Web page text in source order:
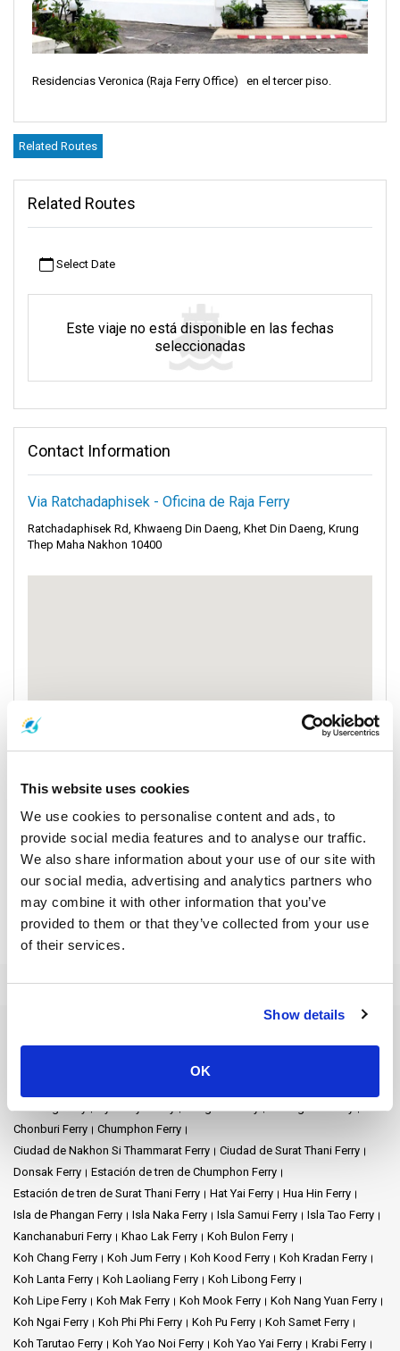
This website uses cookies
We use cookies to personalise content and ads, to
provide social media features and to analyse our traffic.
We also share information about your use of our site with
our social media, advertising and analytics partners who
may combine it with other information that you’ve
provided to them or that they’ve collected from your use
of their services.
Show details
OK
Residencias Veronica (Raja Ferry Office) en el tercer piso.
Related Routes
Related Routes
Select Date
Este viaje no está disponible en las fechas
seleccionadas
Contact Information
Via Ratchadaphisek - Oficina de Raja Ferry
Ratchadaphisek Rd, Khwaeng Din Daeng, Khet Din Daeng, Krung
Thep Maha Nakhon 10400
Aeropuerto de Nakhon Si Thammarat Ferry
Chonburi Ferry
Chumphon Ferry
Ciudad de Nakhon Si Thammarat Ferry
Ciudad de Surat Thani Ferry
Donsak Ferry
Estación de tren de Chumphon Ferry
Estación de tren de Surat Thani Ferry
Hat Yai Ferry
Hua Hin Ferry
Isla de Phangan Ferry
Isla Naka Ferry Isla Samui Ferry
Isla Tao Ferry
Kanchanaburi Ferry
Khao Lak Ferry
Koh Bulon Ferry
Koh Chang Ferry
Koh Jum Ferry Koh Kood Ferry
Koh Kradan Ferry
Koh Lanta Ferry
Koh Laoliang Ferry
Koh Libong Ferry
Koh Lipe Ferry
Koh Mak Ferry Koh Mook Ferry
Koh Nang Yuan Ferry
Koh Ngai Ferry
Koh Phi Phi Ferry Koh Pu Ferry
Koh Samet Ferry
Koh Tarutao Ferry
Koh Yao Noi Ferry Koh Yao Yai Ferry
Krabi Ferry